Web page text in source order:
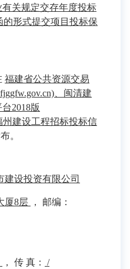
关规定交存年度投标
形式提交项目投标保
福建省公共资源交易
、闽清建
2018版
州建设工程招标投标信
。
建设投资有限公司
厦8层
， 邮编：
， 传 真： /